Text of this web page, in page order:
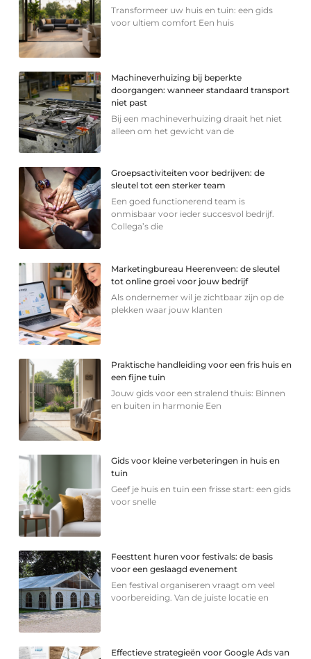
Transformeer uw huis en tuin: een gids
voor ultiem comfort Een huis
Machineverhuizing bij beperkte
doorgangen: wanneer standaard transport
niet past
Bij een machineverhuizing draait het niet
alleen om het gewicht van de
Groepsactiviteiten voor bedrijven: de
sleutel tot een sterker team
Een goed functionerend team is
onmisbaar voor ieder succesvol bedrijf.
Collega’s die
Marketingbureau Heerenveen: de sleutel
tot online groei voor jouw bedrijf
Als ondernemer wil je zichtbaar zijn op de
plekken waar jouw klanten
Praktische handleiding voor een fris huis en
een fijne tuin
Jouw gids voor een stralend thuis: Binnen
en buiten in harmonie Een
Gids voor kleine verbeteringen in huis en
tuin
Geef je huis en tuin een frisse start: een gids
voor snelle
Feesttent huren voor festivals: de basis
voor een geslaagd evenement
Een festival organiseren vraagt om veel
voorbereiding. Van de juiste locatie en
Effectieve strategieën voor Google Ads van